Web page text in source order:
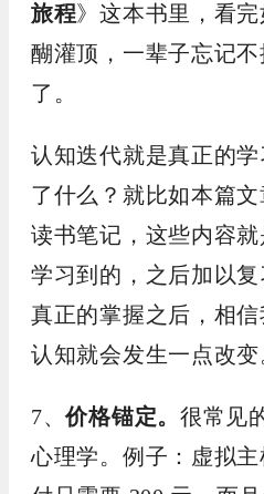
旅程》这本书里，看完
醐灌顶，一辈子忘记不
了。
认知迭代就是真正的学
了什么？就比如本篇文
读书笔记，这些内容就
学习到的，之后加以复
真正的掌握之后，相信
认知就会发生一点改变
7、价格锚定。 很常见
心理学。例子：虚拟